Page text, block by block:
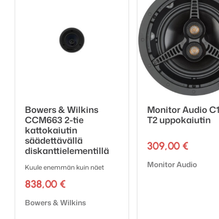
Kokonaissyvyys
Asennussyvyys: 50
Leikkausreiän
Vapaavalintaisen
Kiinnitystyyppi: 3-
Rakennusmateriaali:
Paino: 2.88 kg
Pre-Construction
Hinta/kpl
Bowers & Wilkins
CCM663 2-tie
kattokaiutin
säädettävällä
diskanttielementillä
Kuule enemmän kuin näet
838,00 €
Tuotemerkki:
Bowers & Wilkins
Monitor Audio
T2 uppokaiutin
309,00 €
Tuotemerkki:
Monitor Audio